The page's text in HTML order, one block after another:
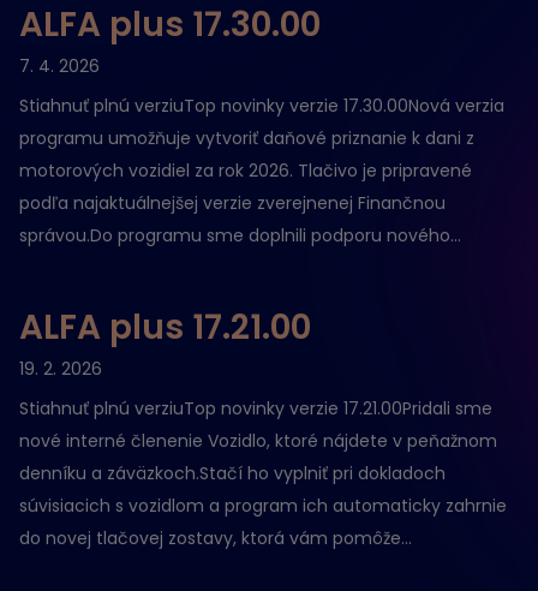
ALFA plus 17.30.00
7. 4. 2026
Stiahnuť plnú verziuTop novinky verzie 17.30.00Nová verzia
programu umožňuje vytvoriť daňové priznanie k dani z
motorových vozidiel za rok 2026. Tlačivo je pripravené
podľa najaktuálnejšej verzie zverejnenej Finančnou
správou.Do programu sme doplnili podporu nového...
ALFA plus 17.21.00
19. 2. 2026
Stiahnuť plnú verziuTop novinky verzie 17.21.00Pridali sme
nové interné členenie Vozidlo, ktoré nájdete v peňažnom
denníku a záväzkoch.Stačí ho vyplniť pri dokladoch
súvisiacich s vozidlom a program ich automaticky zahrnie
do novej tlačovej zostavy, ktorá vám pomôže...